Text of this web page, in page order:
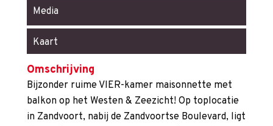
Media
Kaart
Omschrijving
Bijzonder ruime VIER-kamer maisonnette met
balkon op het Westen & Zeezicht! Op toplocatie
in Zandvoort, nabij de Zandvoortse Boulevard, ligt